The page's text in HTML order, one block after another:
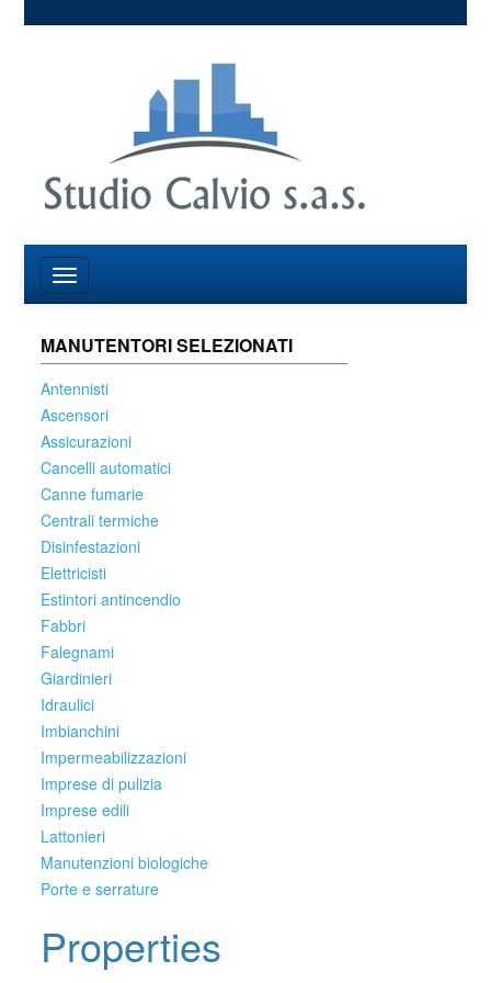
MANUTENTORI SELEZIONATI
Antennisti
Ascensori
Assicurazioni
Cancelli automatici
Canne fumarie
Centrali termiche
Disinfestazioni
Elettricisti
Estintori antincendio
Fabbri
Falegnami
Giardinieri
Idraulici
Imbianchini
Impermeabilizzazioni
Imprese di pulizia
Imprese edili
Lattonieri
Manutenzioni biologiche
Porte e serrature
Properties